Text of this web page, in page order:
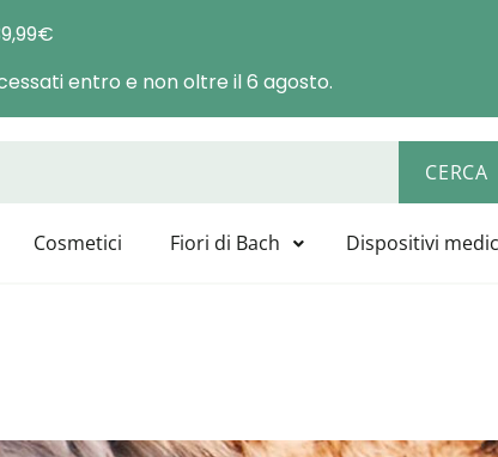
entro e non oltre il 6 agosto.
CATALYSIS, BIOLINE, NOVACELL CERCA
Cosmetici Fiori di Bach Dispositivi